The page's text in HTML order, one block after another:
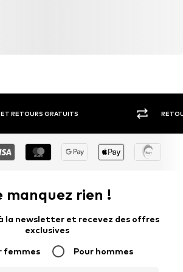
RETOURS GRATUITS
manquez rien !
la newsletter et recevez des offres
exclusives
femmes Pour hommes